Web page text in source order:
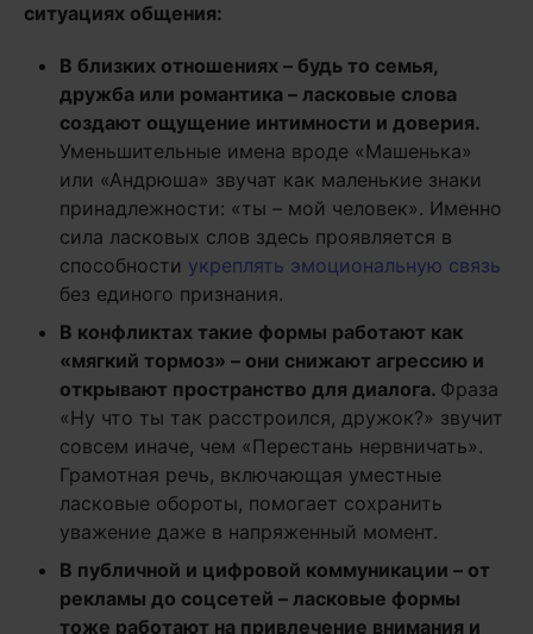
ситуациях общения:
В близких отношениях – будь то семья,
дружба или романтика – ласковые слова
создают ощущение интимности и доверия.
Уменьшительные имена вроде «Машенька»
или «Андрюша» звучат как маленькие знаки
принадлежности: «ты – мой человек». Именно
сила ласковых слов здесь проявляется в
способности укреплять эмоциональную связь
без единого признания.
В конфликтах такие формы работают как
«мягкий тормоз» – они снижают агрессию и
открывают пространство для диалога. Фраза
«Ну что ты так расстроился, дружок?» звучит
совсем иначе, чем «Перестань нервничать».
Грамотная речь, включающая уместные
ласковые обороты, помогает сохранить
уважение даже в напряженный момент.
В публичной и цифровой коммуникации – от
рекламы до соцсетей – ласковые формы
тоже работают на привлечение внимания и